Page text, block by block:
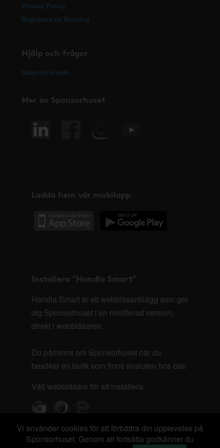
Privacy Policy
Registrera ny förening
Hjälp och frågor
Skapa ett ärende
Mer av Sponsorhuset
Ladda hem vår mobilapp
Installera "Handla Smart"
Handla Smart är ett webbläsartillägg som ger
dig Sponsorhuset i en minifierad version,
direkt i webbläsaren.
Du påminns om Sponsorhuset när du
besöker en butik som finns ansluten hos oss.
Välj webbläsare för att installera:
Vi använder cookies för att förbättra din upplevelse på
Sponsorhuset. Genom att fortsätta godkänner du